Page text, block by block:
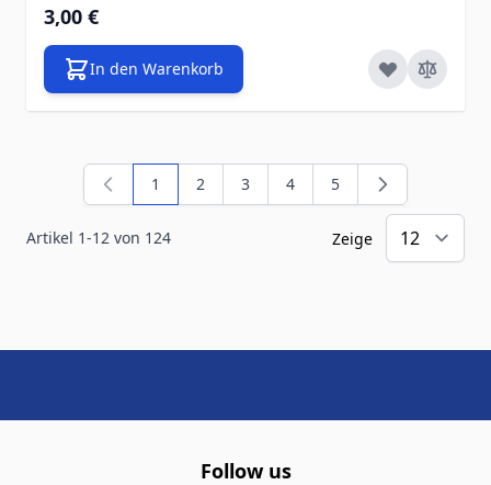
3,00 €
In den Warenkorb
Artikel 1-12 von 124
Sie lesen gerade die Seite
1 Seite
2 Seite
3 Seite
4 Seite
5
Zeige
Follow us